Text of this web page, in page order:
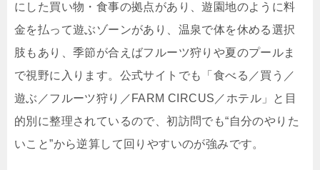
にした買い物・食事の拠点があり、遊園地のように料
金を払って遊ぶゾーンがあり、温泉で体を休める選択
肢もあり、季節が合えばフルーツ狩りや夏のプールま
で視野に入ります。公式サイトでも「食べる／買う／
遊ぶ／フルーツ狩り／FARM CIRCUS／ホテル」と目
的別に整理されているので、初訪問でも“自分のやりた
いこと”から逆算して回りやすいのが強みです。